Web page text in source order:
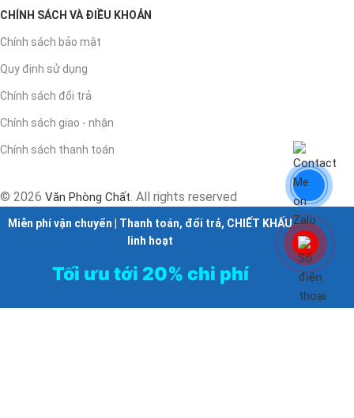
CHÍNH SÁCH VÀ ĐIỀU KHOẢN
Chính sách bảo mật
Quy định sử dụng
Chính sách đổi trả
Chính sách giao - nhận
Chính sách thanh toán
© 2026 Văn Phòng Chất. All rights reserved
Miễn phí vận chuyển | Thanh toán, đổi trả, CHIẾT KHẤU
linh hoạt
Tối ưu tới 20% chi phí